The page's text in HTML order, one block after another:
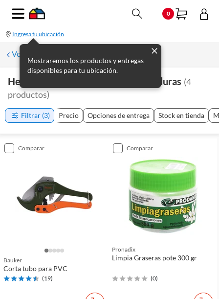
0
Ingresa tu ubicación
Mostraremos los productos y entregas
disponibles para tu ubicación.
Volver a Plomería
Herramientas De Plomería Y Soldaduras (4
productos)
Filtrar (3) Precio Opciones de entrega Stock en tienda
comparar
Bauker
Corta tubo para PVC
(19)
comparar
Pronadix
Limpia Graseras pote 300 gr
(0)